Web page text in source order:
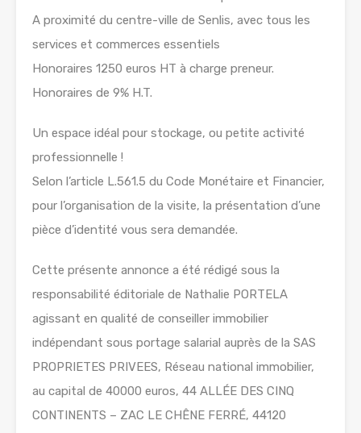
A proximité du centre-ville de Senlis, avec tous les
services et commerces essentiels
Honoraires 1250 euros HT à charge preneur.
Honoraires de 9% H.T.
Un espace idéal pour stockage, ou petite activité
professionnelle !
Selon l’article L.561.5 du Code Monétaire et Financier,
pour l’organisation de la visite, la présentation d’une
pièce d’identité vous sera demandée.
Cette présente annonce a été rédigé sous la
responsabilité éditoriale de Nathalie PORTELA
agissant en qualité de conseiller immobilier
indépendant sous portage salarial auprès de la SAS
PROPRIETES PRIVEES, Réseau national immobilier,
au capital de 40000 euros, 44 ALLÉE DES CINQ
CONTINENTS – ZAC LE CHÊNE FERRÉ, 44120